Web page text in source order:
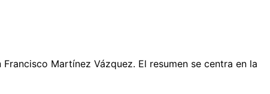
Martínez Vázquez. El resumen se centra en la